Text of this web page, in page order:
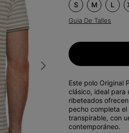
S M L
Guia De Talles
Este polo Original
clásico, ideal para
ribeteados
pecho completa
transpirable, con
contemporáneo.